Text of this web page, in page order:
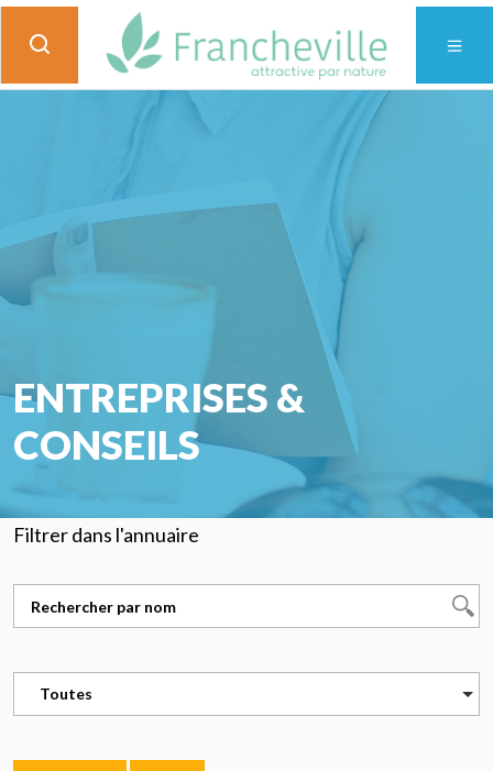
ENTREPRISES &
CONSEILS
Filtrer dans l'annuaire
Toutes